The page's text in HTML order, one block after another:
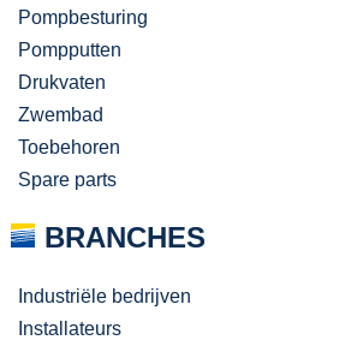
Pompbesturing
Pompputten
Drukvaten
Zwembad
Toebehoren
Spare parts
BRANCHES
Industriële bedrijven
Installateurs